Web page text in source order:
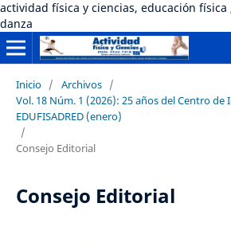
actividad física y ciencias, educación
danza
Inicio / Archivos /
Vol. 18 Núm. 1 (2026): 25 años del Centro de
EDUFISADRED (enero)
/
Consejo Editorial
Consejo Editorial